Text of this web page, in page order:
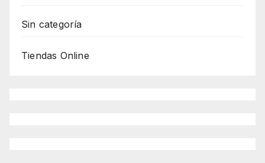
Sin categoría
Tiendas Online